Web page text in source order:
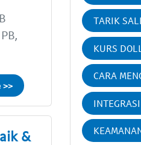
>>
&
TARIK
KURS
CARA